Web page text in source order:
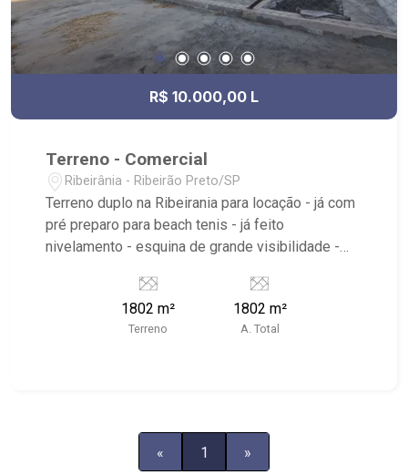
R$ 10.000,00 L
Terreno - Comercial
Ribeirânia - Ribeirão Preto/SP
Terreno duplo na Ribeirania para locação - já com
pré preparo para beach tenis - já feito
nivelamento - esquina de grande visibilidade -
sentido Savegnago da av. Maurilio Biagi - estuda-
se carência. - verificar sobre adequações e
1802 m²
Terreno
1802 m²
A. Total
« 1 »